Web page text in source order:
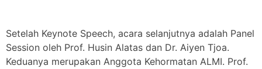
Setelah Keynote Speech, acara selanjutnya adalah Panel
Session oleh Prof. Husin Alatas dan Dr. Aiyen Tjoa.
Keduanya merupakan Anggota Kehormatan ALMI. Prof.